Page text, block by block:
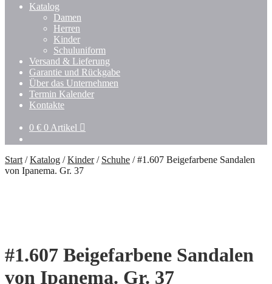
Katalog
Damen
Herren
Kinder
Schuluniform
Versand & Lieferung
Garantie und Rückgabe
Über das Unternehmen
Termin Kalender
Kontakte
0 € 0 Artikel
Start /Katalog /Kinder/ Schuhe /#1.607 Beigefarbene Sandalen
von Ipanema. Gr. 37
#1.607 Beigefarbene Sandalen
von Ipanema. Gr. 37